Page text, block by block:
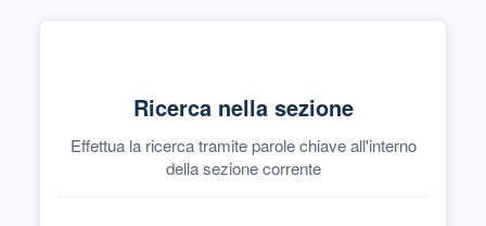
Ricerca nella sezione
Effettua la ricerca tramite parole chiave all'interno
della sezione corrente